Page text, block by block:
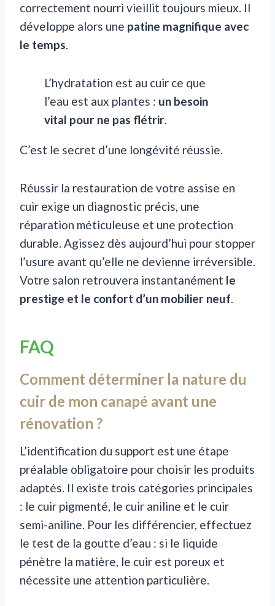
correctement nourri vieillit toujours mieux. Il
développe alors une patine magnifique avec
le temps.
L’hydratation est au cuir ce que
l’eau est aux plantes : un besoin
vital pour ne pas flétrir.
C’est le secret d’une longévité réussie.
Réussir la restauration de votre assise en
cuir exige un diagnostic précis, une
réparation méticuleuse et une protection
durable. Agissez dès aujourd’hui pour stopper
l’usure avant qu’elle ne devienne irréversible.
Votre salon retrouvera instantanément le
prestige et le confort d’un mobilier neuf.
FAQ
Comment déterminer la nature du
cuir de mon canapé avant une
rénovation ?
L’identification du support est une étape
préalable obligatoire pour choisir les produits
adaptés. Il existe trois catégories principales
: le cuir pigmenté, le cuir aniline et le cuir
semi-aniline. Pour les différencier, effectuez
le test de la goutte d’eau : si le liquide
pénètre la matière, le cuir est poreux et
nécessite une attention particulière.